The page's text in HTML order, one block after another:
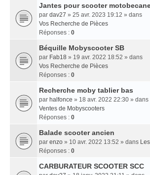
Jantes pour scooter
par dav27 » 25 avr. 2023 19:12 » dans
Vos Recherche de Pièces
Réponses : 0
Béquille Mobyscooter SB
par Fab18 » 19 avr. 2022 18:52 » dans
Vos Recherche de Pièces
Réponses : 0
Recherche moby tablier bas
par halfonce » 18 avr. 2022 22:30 » dans
Ventes de Mobyscooters
Réponses : 0
Balade scooter ancien
par enzo » 10 avr. 2022 13:52 » dans
Réponses : 0
CARBURATEUR SCOOTER SCC